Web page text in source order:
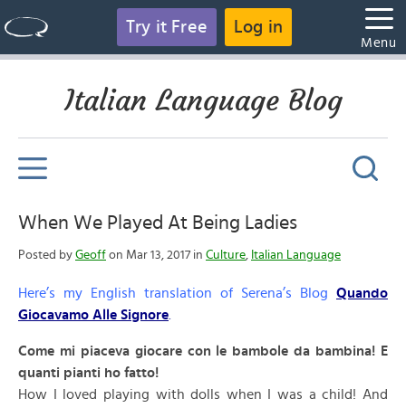
Try it Free Log in
Menu
Italian Language Blog
When We Played At Being Ladies
Posted by Geoff on Mar 13, 2017 in Culture, Italian Language
Here’s my English translation of Serena’s Blog
Quando
Giocavamo Alle Signore
Come mi piaceva giocare con le bambole da bambina! E
quanti pianti ho fatto!
How I loved playing with dolls when I was a child! And